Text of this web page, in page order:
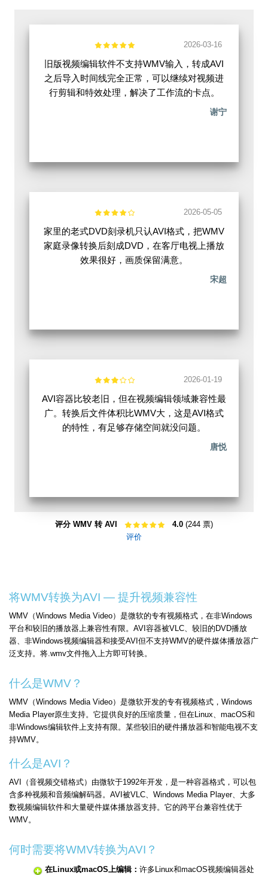
2026-03-16
旧版视频编辑软件不支持WMV输入，转成AVI
之后导入时间线完全正常，可以继续对视频进
行剪辑和特效处理，解决了工作流的卡点。
谢宁
2026-05-05
家里的老式DVD刻录机只认AVI格式，把WMV
家庭录像转换后刻成DVD，在客厅电视上播放
效果很好，画质保留满意。
宋超
2026-01-19
AVI容器比较老旧，但在视频编辑领域兼容性最
广。转换后文件体积比WMV大，这是AVI格式
的特性，有足够存储空间就没问题。
唐悦
评分 WMV 转 AVI 4.0 (244 票)
评价
将WMV转换为AVI — 提升视频兼容性
WMV（Windows Media Video）是微软的专有视频格式，在非Windows
平台和较旧的播放器上兼容性有限。AVI容器被VLC、较旧的DVD播放
器、非Windows视频编辑器和接受AVI但不支持WMV的硬件媒体播放器广
泛支持。将.wmv文件拖入上方即可转换。
什么是WMV？
WMV（Windows Media Video）是微软开发的专有视频格式，Windows
Media Player原生支持。它提供良好的压缩质量，但在Linux、macOS和
非Windows编辑软件上支持有限。某些较旧的硬件播放器和智能电视不支
持WMV。
什么是AVI？
AVI（音视频交错格式）由微软于1992年开发，是一种容器格式，可以包
含多种视频和音频编解码器。AVI被VLC、Windows Media Player、大多
数视频编辑软件和大量硬件媒体播放器支持。它的跨平台兼容性优于
WMV。
何时需要将WMV转换为AVI？
在Linux或macOS上编辑： 许多Linux和macOS视频编辑器处